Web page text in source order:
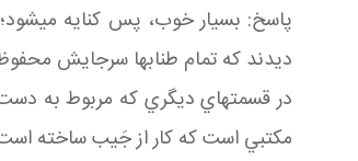
پاسخ: بسيار خوب، پس کنايه مي شود؛
ديدند که تمام طناب ها سرجايش
در قسمت هاي ديگري که مربوط به
مکتبي است که کار از جَيب ساخته است